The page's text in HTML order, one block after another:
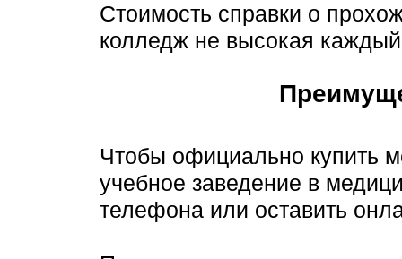
Стоимость справки о
колледж не высокая
Чтобы официально купить
учебное заведение в
телефона или оставить